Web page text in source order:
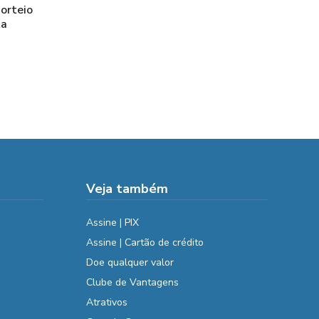
Veja também
Assine | PIX
Assine | Cartão de crédito
Doe qualquer valor
Clube de Vantagens
Atrativos